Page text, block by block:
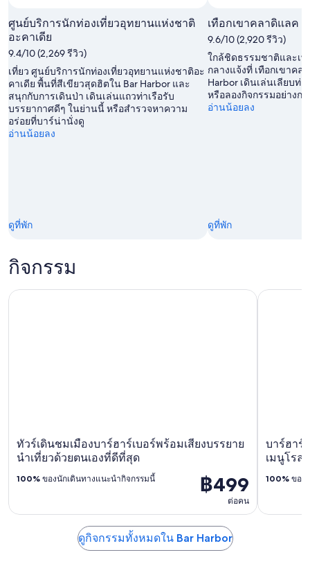
ศูนย์บริการนักท่องเที่ยวอุทยานแห่งชาติ
อะคาเดีย
9.4/10 (2,269 รีวิว)
เที่ยว ศูนย์บริการนักท่องเที่ยวอุทยานแห่งชาติอะ
คาเดีย พื้นที่สีเขียวสุดฮิตใน Bar Harbor และ
สนุกกับการเดินป่า เดินเล่นแถวท่าเรือรับ
บรรยากาศดีๆ ในย่านนี้ หรือสำรวจหาความ
อร่อยที่บาร์น่านั่งดู
อ่านน้อยลง
ดูที่พัก
เทือกเขาคลาดิแลค
9.6/10 (2,920 รีวิว)
ใกล้ชิดธรรมชาติและเ
กลางแจ้งที่ เทือกเขาคล
Harbor เดินเล่นเลียบท่
หรือลองกิจกรรมอย่างก
อ่านน้อยลง
ดูที่พัก
กิจกรรม
ทัวร์เดินชมเมืองบาร์ฮาร์เบอร์พร้อมเสียงบรรยาย
นําเที่ยวด้วยตนเองที่ดีที่สุด
฿499
ต่อคน
100% ของนักเดินทางแนะนำกิจกรรมนี้
ทัวร์เดินชมเมืองบาร์ฮาร์เบอร์พร้อมเสียงบรรยายนําเที่ยวด้วยต
บาร์ฮาร์
เมนูโรล
100% ของ
บาร์ฮาร์เ
ดูกิจกรรมทั้งหมดใน Bar Harbor